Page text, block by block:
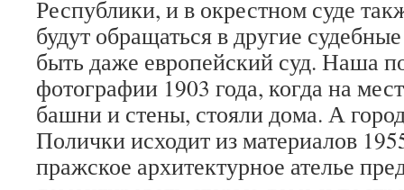
Республики, и в окрестном суде
будут обращаться в другие
быть даже европейский суд. Наша
фотографии 1903 года, когда на
башни и стены, стояли дома. А
Полички исходит из материалов
пражское архитектурное ателье